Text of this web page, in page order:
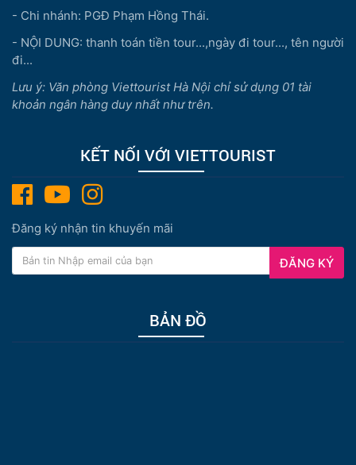
- Chi nhánh: PGĐ Phạm Hồng Thái.
- NỘI DUNG: thanh toán tiền tour...,ngày đi tour..., tên người
đi...
Lưu ý: Văn phòng Viettourist Hà Nội chỉ sử dụng 01 tài
khoản ngân hàng duy nhất như trên.
KẾT NỐI VỚI VIETTOURIST
Đăng ký nhận tin khuyến mãi
ĐĂNG KÝ
BẢN ĐỒ